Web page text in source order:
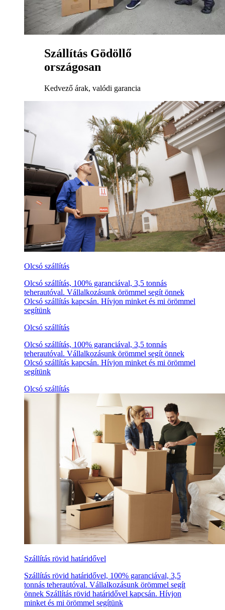
Szállítás Gödöllő
országosan
Kedvező árak, valódi garancia
Olcsó szállítás
Olcsó szállítás, 100% garanciával, 3,5 tonnás
teherautóval. Vállalkozásunk örömmel segít önnek
Olcsó szállítás kapcsán. Hívjon minket és mi örömmel
segítünk
Olcsó szállítás
Olcsó szállítás, 100% garanciával, 3,5 tonnás
teherautóval. Vállalkozásunk örömmel segít önnek
Olcsó szállítás kapcsán. Hívjon minket és mi örömmel
segítünk
Olcsó szállítás
Szállítás rövid határidővel
Szállítás rövid határidővel, 100% garanciával, 3,5
tonnás teherautóval. Vállalkozásunk örömmel segít
önnek Szállítás rövid határidővel kapcsán. Hívjon
minket és mi örömmel segítünk